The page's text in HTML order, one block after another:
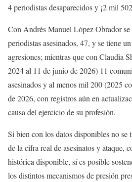
4 periodistas desaparecidos y ¡2 mil
Con Andrés Manuel López Obrador
periodistas asesinados, 47, y se tiene
agresiones; mientras que con Claudia
2024 al 11 de junio de 2026) 11
asesinados y al menos mil 200 (2025
de 2026, con registros aún en
causa del ejercicio de su profesión.
Si bien con los datos disponibles no se
de la cifra real de asesinatos y ataque,
histórica disponible, sí es posible
los distintos mecanismos de presión